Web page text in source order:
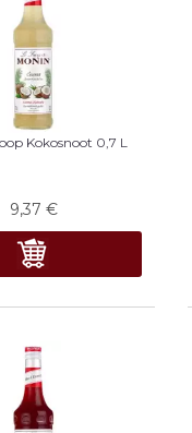
Kokosnoot 0,7 L
9,37 €